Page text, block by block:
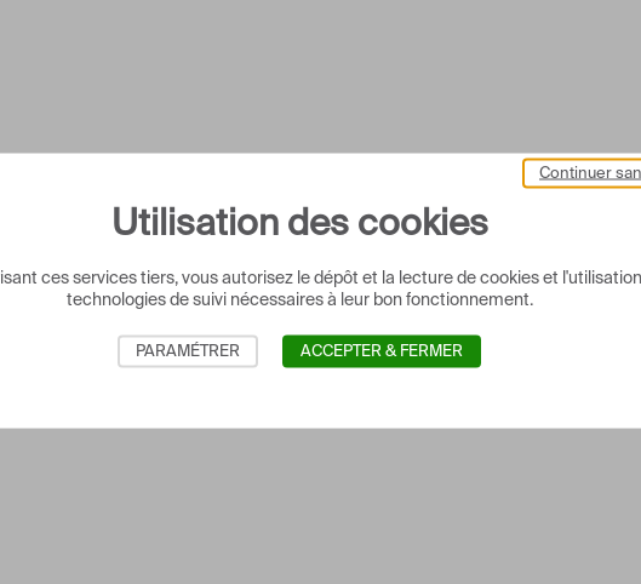
Utilisation des cookies
ces services tiers, vous autorisez le dépôt et la lecture de cookies et
technologies de suivi nécessaires à leur bon fonctionnement.
Continuer
PARAMÉTRER ACCEPTER & FERMER